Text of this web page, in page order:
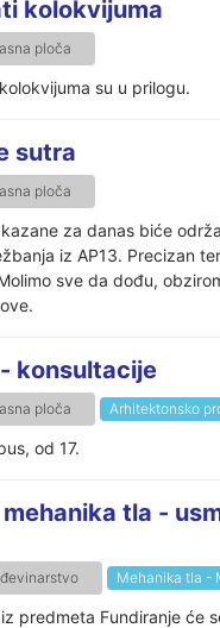
kolokvijuma
ploča
su u prilogu.
sutra
ploča
za danas biće
iz AP13. Precizan
sve da dođu,
konsultacije
ploča Arhitektonsko
od 17.
tla -
Mehanika tla -
predmeta Fundiranje će